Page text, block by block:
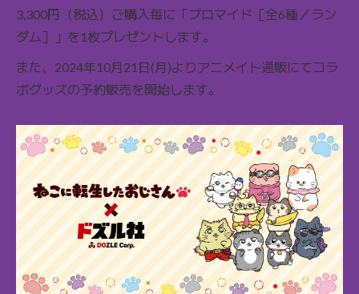
3,300円（税込）ご購入毎に「ブロマイド［全6種／ラン
ダム］」を1枚プレゼントします。
また、2024年10月21日(月)よりアニメイト通販にてコラ
ボグッズの予約販売を開始します。